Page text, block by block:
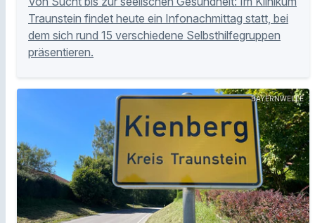
Traunstein findet heute ein Infonachmittag statt, bei
dem sich rund 15 verschiedene Selbsthilfegruppen
präsentieren.
BAYERNWELLE